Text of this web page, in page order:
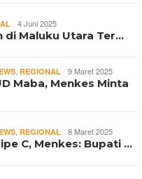
4 Juni 2025
di Maluku Utara Ter…
, REGIONAL 9 Maret 2025
Maba, Menkes Minta
, REGIONAL 8 Maret 2025
C, Menkes: Bupati …